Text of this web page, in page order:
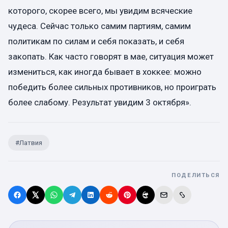
которого, скорее всего, мы увидим всяческие
чудеса. Сейчас только самим партиям, самим
политикам по силам и себя показать, и себя
закопать. Как часто говорят в мае, ситуация может
измениться, как иногда бывает в хоккее: можно
победить более сильных противников, но проиграть
более слабому. Результат увидим 3 октября».
#Латвия
ПОДЕЛИТЬСЯ